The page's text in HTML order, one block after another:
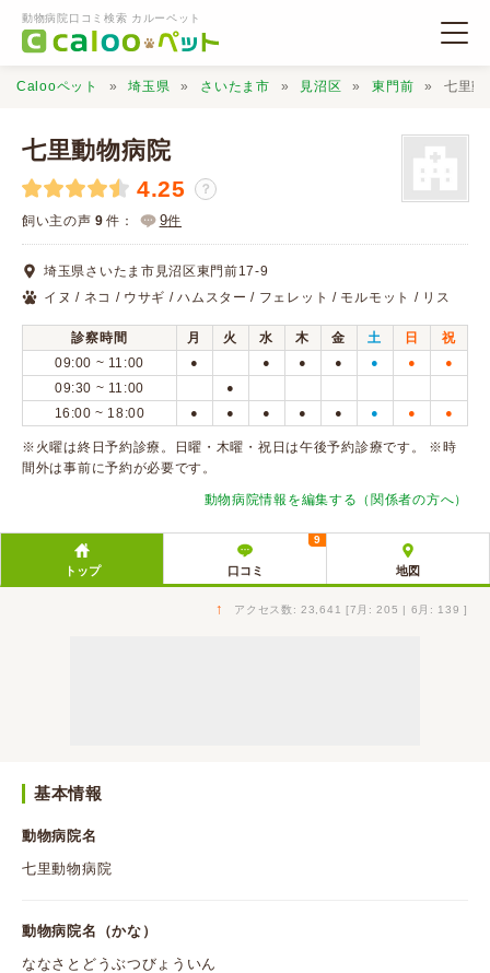
動物病院口コミ検索 カルーペット
動物病院検索
口コミ検索
Calooペットとは？
口コミ投稿
Calooペット 埼玉県 さいたま市 見沼区 東門前 七里動
七里動物病院
4.25 ？
飼い主の声 9 件： 9件
埼玉県さいたま市見沼区東門前17-9
イヌ / ネコ / ウサギ / ハムスター / フェレット / モルモット / リス
診察時間 月 火 水 木 金 土 日
祝
09:00 ~ 11:00
● ● ● ● ● ● ●
09:30 ~ 11:00 ●
16:00 ~ 18:00 ● ● ● ● ● ● ● ●
※火曜は終日予約診療。日曜・木曜・祝日は午後予約診療です。 ※時
間外は事前に予約が必要です。
動物病院情報を編集する（関係者の方へ）
トップ 口コミ
9
地図
↑ アクセス数: 23,641 [7月: 205 | 6月: 139 ]
基本情報
動物病院名
七里動物病院
動物病院名（かな）
ななさとどうぶつびょういん